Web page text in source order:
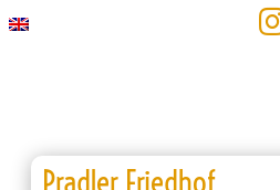
Pradler Friedhof